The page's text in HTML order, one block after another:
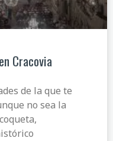
Cracovia
de la que te
no sea la